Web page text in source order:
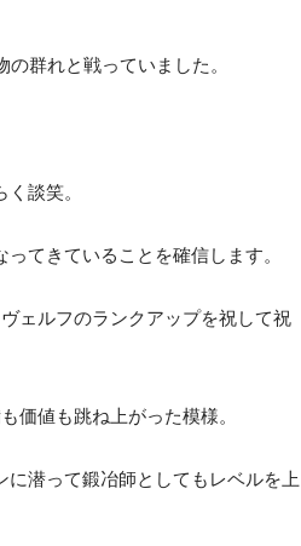
の群れと戦っていました。
談笑。
てきていることを確信します。
ェルフのランクアップを祝して祝
価値も跳ね上がった模様。
潜って鍛冶師としてもレベルを上